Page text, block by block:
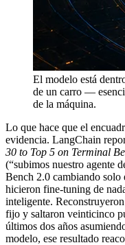
El modelo está
de un carro —
de la máquina.
Lo que hace que el
evidencia. LangChain
30 to Top 5 on Terminal
(“subimos nuestro agente
Bench 2.0 cambiando
hicieron fine-tuning de
inteligente.
fijo y saltaron veinticinco
últimos dos años
modelo, ese resultado